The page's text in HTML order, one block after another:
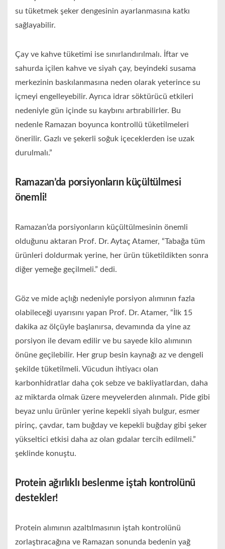
su tüketmek şeker dengesinin ayarlanmasına katkı
sağlayabilir.
Çay ve kahve tüketimi ise sınırlandırılmalı. İftar ve
sahurda içilen kahve ve siyah çay, beyindeki susama
merkezinin baskılanmasına neden olarak yeterince su
içmeyi engelleyebilir. Ayrıca idrar söktürücü etkileri
nedeniyle gün içinde su kaybını artırabilirler. Bu
nedenle Ramazan boyunca kontrollü tüketilmeleri
önerilir. Gazlı ve şekerli soğuk içeceklerden ise uzak
durulmalı.”
Ramazan’da porsiyonların küçültülmesi
önemli!
Ramazan’da porsiyonların küçültülmesinin önemli
olduğunu aktaran Prof. Dr. Aytaç Atamer, “Tabağa tüm
ürünleri doldurmak yerine, her ürün tüketildikten sonra
diğer yemeğe geçilmeli.” dedi.
Göz ve mide açlığı nedeniyle porsiyon alımının fazla
olabileceği uyarısını yapan Prof. Dr. Atamer, “İlk 15
dakika az ölçüyle başlanırsa, devamında da yine az
porsiyon ile devam edilir ve bu sayede kilo alımının
önüne geçilebilir. Her grup besin kaynağı az ve dengeli
şekilde tüketilmeli. Vücudun ihtiyacı olan
karbonhidratlar daha çok sebze ve bakliyatlardan, daha
az miktarda olmak üzere meyvelerden alınmalı. Pide gibi
beyaz unlu ürünler yerine kepekli siyah bulgur, esmer
pirinç, çavdar, tam buğday ve kepekli buğday gibi şeker
yükseltici etkisi daha az olan gıdalar tercih edilmeli.”
şeklinde konuştu.
Protein ağırlıklı beslenme iştah kontrolünü
destekler!
Protein alımının azaltılmasının iştah kontrolünü
zorlaştıracağına ve Ramazan sonunda bedenin yağ